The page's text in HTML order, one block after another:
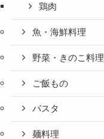
鶏肉
魚・海鮮料理
野菜・きのこ料理
ご飯もの
パスタ
麺料理